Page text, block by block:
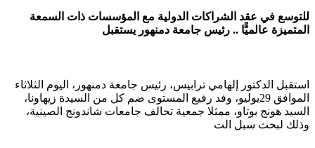
للتوسع في عقد الشراكات الدولية مع المؤسسات ذات السمعة
المتميزة عالميًّا .. رئيس جامعة دمنهور يستقبل
استقبل الدكتور إلهامي ترابيس، رئيس جامعة دمنهور، اليوم الثلاثاء
الموافق 29يوليو، وفد رفيع المستوى ضم كل من السيدة زيهاونا،
السيد هونج بوتاو، ممثلا جمعية تحالف جامعات شاندونج الصينية،
وذلك لبحث سبل الت